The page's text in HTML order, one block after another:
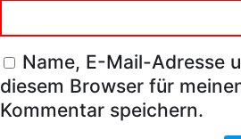
Name, E-Mail-Adresse
diesem Browser für
Kommentar speichern.